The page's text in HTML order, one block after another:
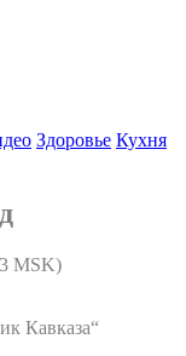
Здоровье Кухня
MSK)
Кавказа“